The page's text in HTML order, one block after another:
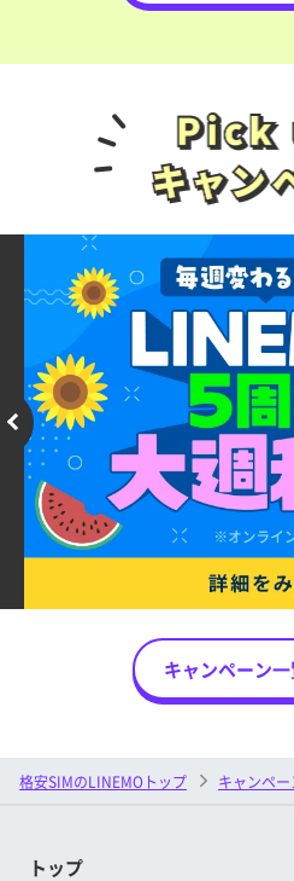
キャンペーン
格安SIMのLINEMOトップ キャンペー
トップ